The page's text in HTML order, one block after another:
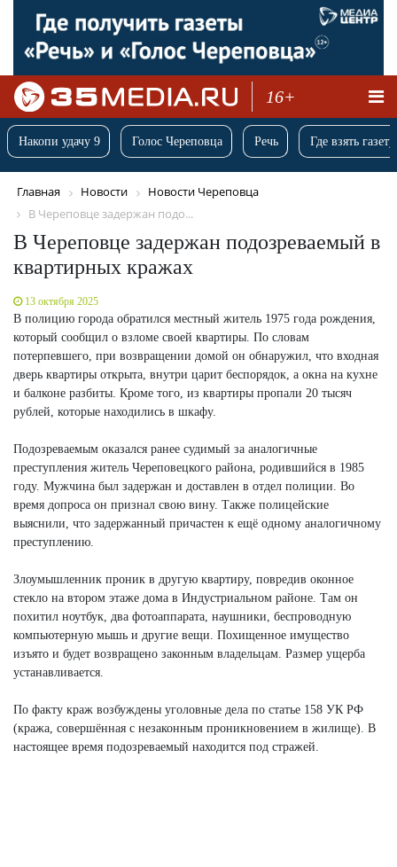
16+
Накопи удачу 9 Голос Череповца Речь Где взять
Главная Новости
Новости Череповца
В Череповце задержан подо...
В Череповце задержан подозреваемый в
квартирных кражах
13 октября 2025
В полицию города обратился местный житель 1975 года рождения,
который сообщил о взломе своей квартиры. По словам
потерпевшего, при возвращении домой он обнаружил, что входная
дверь квартиры открыта, внутри царит беспорядок, а окна на кухне
и балконе разбиты. Кроме того, из квартиры пропали 20 тысяч
рублей, которые находились в шкафу.
Подозреваемым оказался ранее судимый за аналогичные
преступления житель Череповецкого района, родившийся в 1985
году. Мужчина был задержан и доставлен в отдел полиции. Во
время допроса он признал свою вину. Также полицейские
выяснили, что задержанный причастен к ещё одному аналогичному
преступлению.
Злоумышленник проник в другую квартиру, повредив оконное
стекло на втором этаже дома в Индустриальном районе. Там он
похитил ноутбук, два фотоаппарата, наушники, беспроводную
компьютерную мышь и другие вещи. Похищенное имущество
изъято и будет возвращено законным владельцам. Размер ущерба
устанавливается.
По факту краж возбуждены уголовные дела по статье 158 УК РФ
(кража, совершённая с незаконным проникновением в жилище). В
настоящее время подозреваемый находится под стражей.